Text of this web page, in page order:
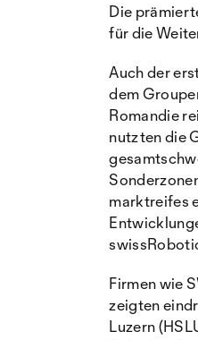
Die
für die
Auch der
dem
Romandie
nutzten die
marktreifes
Firmen wie
zeigten
Luzern